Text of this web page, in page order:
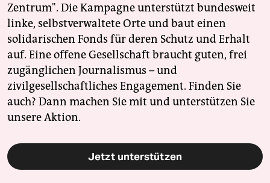
Zentrum". Die Kampagne unterstützt bundesweit
linke, selbstverwaltete Orte und baut einen
solidarischen Fonds für deren Schutz und Erhalt
auf. Eine offene Gesellschaft braucht guten, frei
zugänglichen Journalismus – und
zivilgesellschaftliches Engagement. Finden Sie
auch? Dann machen Sie mit und unterstützen Sie
unsere Aktion.
Jetzt unterstützen